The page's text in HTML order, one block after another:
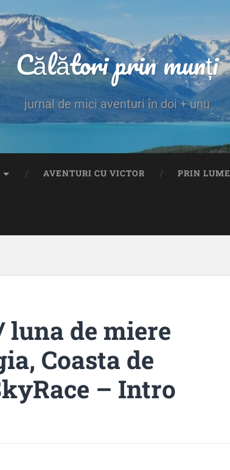
Călători prin munți
jurnal de mici aventuri în doi + unu
AVENTURI CU VICTOR PRIN LUME
luna de miere
Coasta de
– Intro